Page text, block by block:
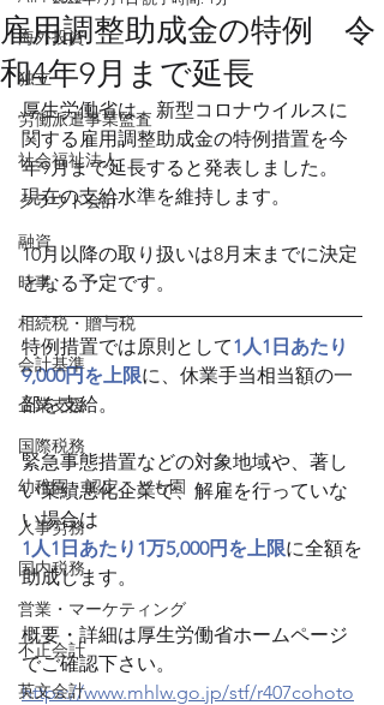
海外投資
独立
労働派遣事業監査
社会福祉法人
クラウド会計
融資
時事
相続税・贈与税
会計基準
企業支援
国際税務
幼稚園・認定こども園
人事労務
国内税務
営業・マーケティング
不正会計
英文会計
雇用調整助成金の特例 令
和4年9月まで延長
厚生労働省は、新型コロナウイルスに
関する雇用調整助成金の特例措置を今
年9月まで延長すると発表しました。
現在の支給水準を維持します。
10月以降の取り扱いは8月末までに決定
となる予定です。
特例措置では原則として1人1日あたり
9,000円を上限に、休業手当相当額の一
部を支給。
緊急事態措置などの対象地域や、著し
い業績悪化企業で、解雇を行っていな
い場合は
1人1日あたり1万5,000円を上限に全額を
助成します。
概要・詳細は厚生労働省ホームページ
でご確認下さい。
https://www.mhlw.go.jp/stf/r407cohoto